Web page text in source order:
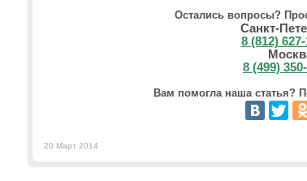
Остались вопросы?
Санкт-
8 (812)
8 (499)
Вам помогла наша статья?
20 Март 2014